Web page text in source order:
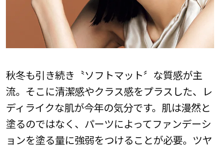
秋冬も引き続き〝ソフトマット〞な質感が主
流。そこに清潔感やクラス感をプラスした、レ
ディライクな肌が今年の気分です。肌は漫然と
塗るのではなく、パーツによってファンデーシ
ョンを塗る量に強弱をつけることが必要。ツヤ